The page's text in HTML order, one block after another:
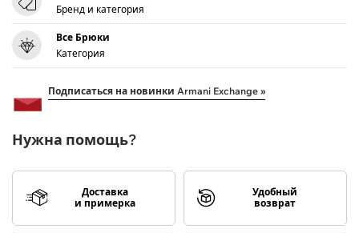
Бренд и категория
Все Брюки
Категория
Подписаться на новинки Armani Exchange »
Нужна помощь?
Доставка
и примерка
Удобный
возврат